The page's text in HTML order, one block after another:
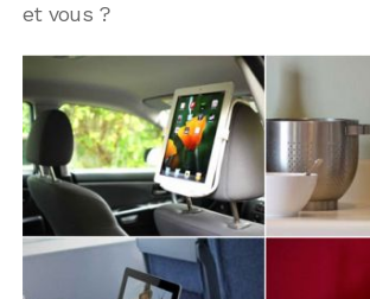
et vous ?